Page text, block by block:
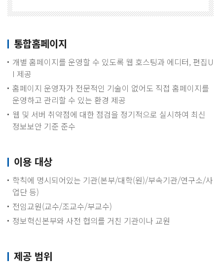
통합홈페이지
개별 홈페이지를 운영할 수 있도록 웹 호스팅과 에디터, 편집U
I 제공
홈페이지 운영자가 전문적인 기술이 없어도 직접 홈페이지를
운영하고 관리할 수 있는 환경 제공
웹 및 서버 취약점에 대한 점검을 정기적으로 실시하여 최신
정보보안 기준 준수
이용 대상
학칙에 명시되어있는 기관(본부/대학(원)/부속기관/연구소/사
업단 등)
전임교원(교수/조교수/부교수)
정보혁신본부와 사전 협의를 거친 기관이나 교원
제공 범위